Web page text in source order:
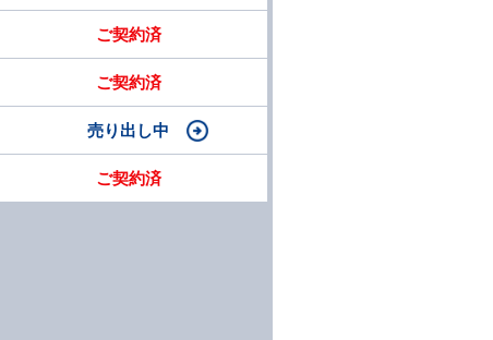
ご契約済
ご契約済
売り出し中
ご契約済